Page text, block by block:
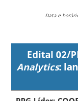
Data e
Edital 02/
Analytics: